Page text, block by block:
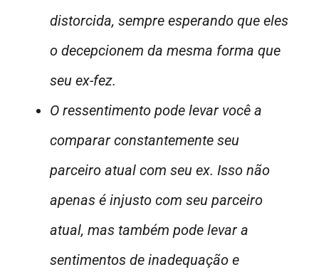
distorcida, sempre esperando que eles
o decepcionem da mesma forma que
seu ex-fez.
O ressentimento pode levar você a
comparar constantemente seu
parceiro atual com seu ex. Isso não
apenas é injusto com seu parceiro
atual, mas também pode levar a
sentimentos de inadequação e